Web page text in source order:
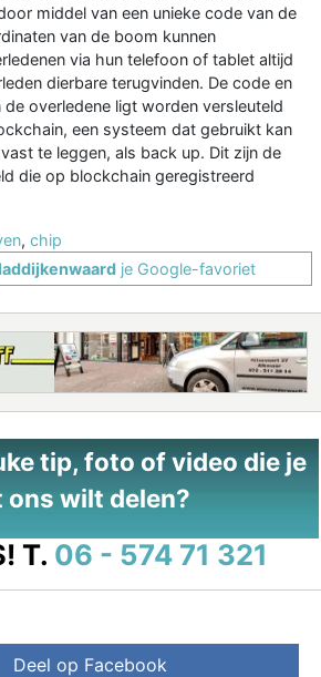
middel van een unieke code van de
van de boom kunnen
via hun telefoon of tablet altijd
dierbare terugvinden. De code en
overledene ligt worden versleuteld
een systeem dat gebruikt kan
te leggen, als back up. Dit zijn de
die op blockchain geregistreerd
, chip
je Google-favoriet
tip, foto of video die je
ons wilt delen?
T. 06 - 574 71 321
Deel op Facebook